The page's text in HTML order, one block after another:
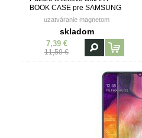
BOOK CASE pre SAMSUNG
GALAXY A30s (A307F) -
uzatváranie magnetom
skladom
7,39 €
11,59 €